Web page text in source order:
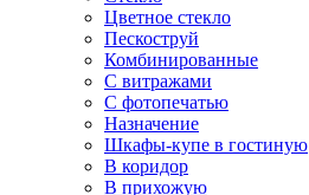
Цветное стекло
Пескоструй
Комбинированные
С витражами
С фотопечатью
Назначение
Шкафы-купе в гостиную
В коридор
В прихожую